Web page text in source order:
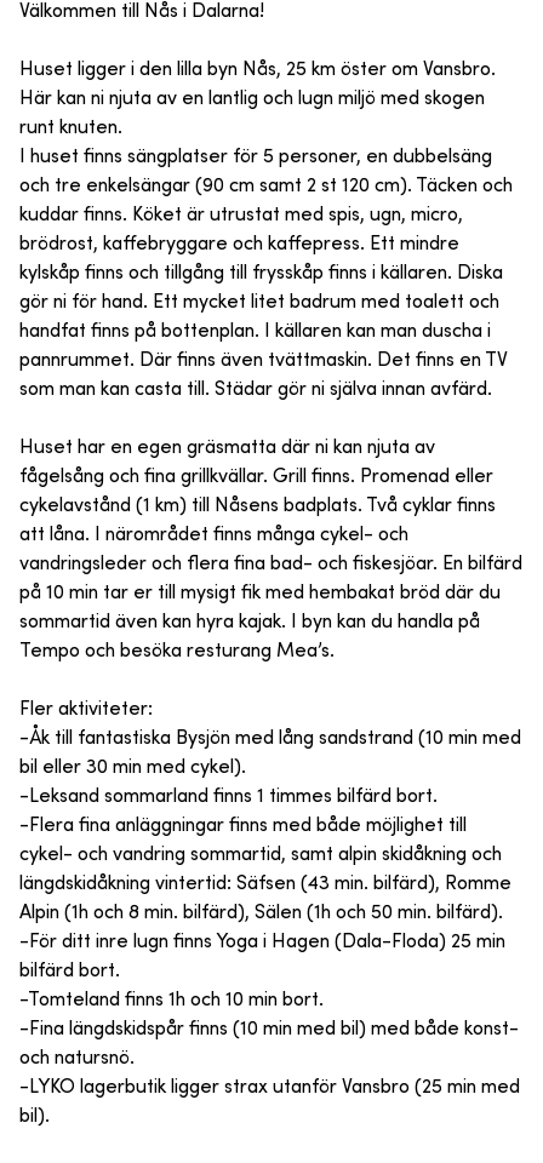
Välkommen till Nås i Dalarna!
Huset ligger i den lilla byn Nås, 25 km öster om Vansbro.
Här kan ni njuta av en lantlig och lugn miljö med skogen
runt knuten.
I huset finns sängplatser för 5 personer, en dubbelsäng
och tre enkelsängar (90 cm samt 2 st 120 cm). Täcken och
kuddar finns. Köket är utrustat med spis, ugn, micro,
brödrost, kaffebryggare och kaffepress. Ett mindre
kylskåp finns och tillgång till frysskåp finns i källaren. Diska
gör ni för hand. Ett mycket litet badrum med toalett och
handfat finns på bottenplan. I källaren kan man duscha i
pannrummet. Där finns även tvättmaskin. Det finns en TV
som man kan casta till. Städar gör ni själva innan avfärd.
Huset har en egen gräsmatta där ni kan njuta av
fågelsång och fina grillkvällar. Grill finns. Promenad eller
cykelavstånd (1 km) till Nåsens badplats. Två cyklar finns
att låna. I närområdet finns många cykel- och
vandringsleder och flera fina bad- och fiskesjöar. En bilfärd
på 10 min tar er till mysigt fik med hembakat bröd där du
sommartid även kan hyra kajak. I byn kan du handla på
Tempo och besöka resturang Mea’s.
Fler aktiviteter:
-Åk till fantastiska Bysjön med lång sandstrand (10 min med
bil eller 30 min med cykel).
-Leksand sommarland finns 1 timmes bilfärd bort.
-Flera fina anläggningar finns med både möjlighet till
cykel- och vandring sommartid, samt alpin skidåkning och
längdskidåkning vintertid: Säfsen (43 min. bilfärd), Romme
Alpin (1h och 8 min. bilfärd), Sälen (1h och 50 min. bilfärd).
-För ditt inre lugn finns Yoga i Hagen (Dala-Floda) 25 min
bilfärd bort.
-Tomteland finns 1h och 10 min bort.
-Fina längdskidspår finns (10 min med bil) med både konst-
och natursnö.
-LYKO lagerbutik ligger strax utanför Vansbro (25 min med
bil).